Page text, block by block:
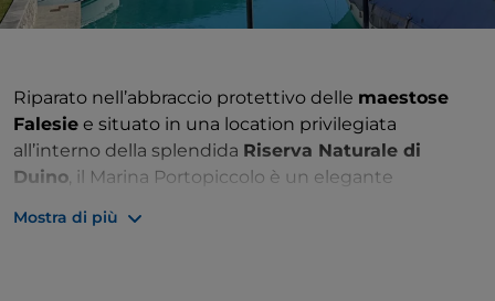
Riparato nell’abbraccio protettivo delle maestose
Falesie e situato in una location privilegiata
all’interno della splendida Riserva Naturale di
Duino, il Marina Portopiccolo è un elegante
tecnologicamente all’avanguardia sempre in
Mostra di più